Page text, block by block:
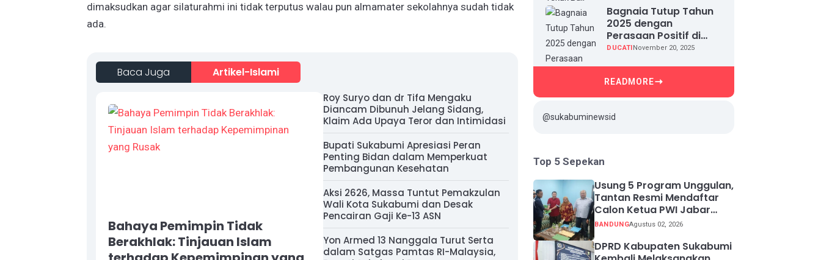
dimaksudkan agar silaturahmi ini tidak terputus walau pun almamater sekolahnya sudah tidak
ada.
Baca Juga Artikel-Islami
Bahaya Pemimpin Tidak
Berakhlak: Tinjauan Islam
Roy Suryo dan dr Tifa Mengaku
Diancam Dibunuh Jelang Sidang,
Klaim Ada Upaya Teror dan Intimidasi
Bupati Sukabumi Apresiasi Peran
Penting Bidan dalam Memperkuat
Pembangunan Kesehatan
Aksi 2626, Massa Tuntut Pemakzulan
Wali Kota Sukabumi dan Desak
Pencairan Gaji Ke-13 ASN
Yon Armed 13 Nanggala Turut Serta
dalam Satgas Pamtas RI-Malaysia,
Bagnaia Tutup Tahun
2025 dengan
Perasaan Positif di
Valencia Test
DUCATINovember 20, 2025
READMORE
@sukabuminewsid
Top 5 Sepekan
Usung 5 Program Unggulan,
Tantan Resmi Mendaftar
Calon Ketua PWI Jabar
2026-2031
BANDUNGAgustus 02, 2026
DPRD Kabupaten Sukabumi